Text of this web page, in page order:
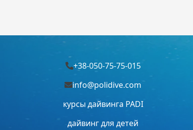
+38-050-75-75-015
info@polidive.com
курсы дайвинга PADI
дайвинг для детей